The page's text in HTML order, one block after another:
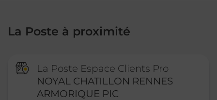
La Poste à proximité
La Poste Espace Clients Pro
NOYAL CHATILLON RENNES
ARMORIQUE PIC